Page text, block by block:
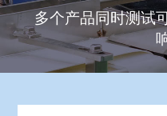
多个产品同时测试